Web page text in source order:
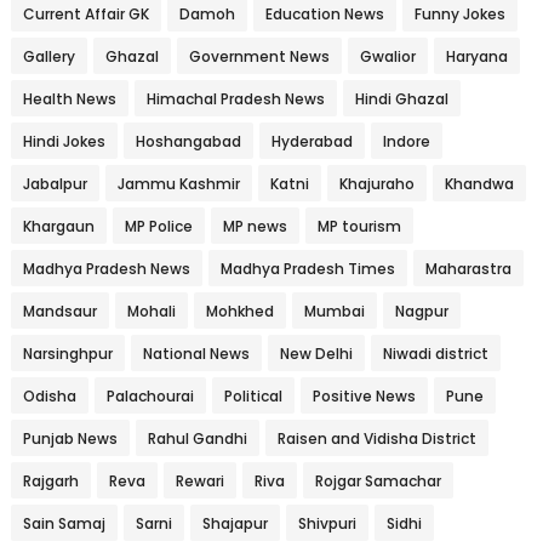
Current Affair GK Damoh Education News Funny Jokes
Gallery Ghazal Government News Gwalior Haryana
Health News Himachal Pradesh News Hindi Ghazal
Hindi Jokes Hoshangabad Hyderabad Indore
Jabalpur Jammu Kashmir Katni Khajuraho Khandwa
Khargaun MP Police MP news MP tourism
Madhya Pradesh News Madhya Pradesh Times Maharastra
Mandsaur Mohali Mohkhed Mumbai Nagpur
Narsinghpur National News New Delhi Niwadi district
Odisha Palachourai Political Positive News Pune
Punjab News Rahul Gandhi Raisen and Vidisha District
Rajgarh Reva Rewari Riva Rojgar Samachar
Sain Samaj Sarni Shajapur Shivpuri Sidhi